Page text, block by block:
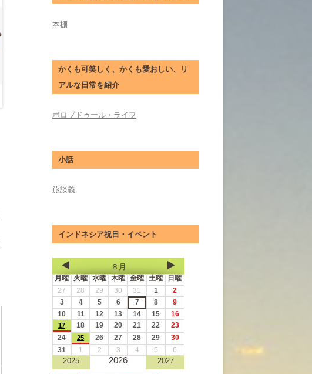
本棚
かくも可笑しく、かくも愛おしい、リ
アルな日常を紹介
ボロブドゥール・ライフ
小話
旅談義
インドネシア祝日・イベント
８月
月曜 火曜 水曜 木曜 金曜 土曜
日曜
27
28 29 30 31 1
2
3
4 5 6 7 8
9
10
11 12 13 14 15 16
17 18 19 20 21 22
23
24
25 26 27 28 29
30
31
1 2 3 4 5 6
2025 2026 2027